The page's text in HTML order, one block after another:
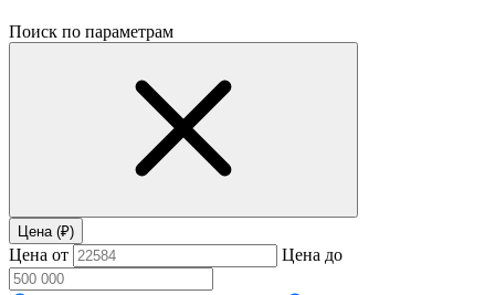
Поиск по параметрам
Цена (₽)
Цена от Цена до